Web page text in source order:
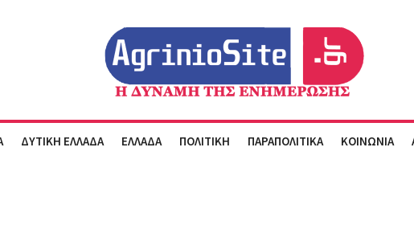
ΔΥΤΙΚΗ ΕΛΛΑΔΑ ΕΛΛΑΔΑ ΠΟΛΙΤΙΚΗ ΠΑΡΑΠΟΛΙΤΙΚΑ ΚΟΙΝΩΝΙΑ